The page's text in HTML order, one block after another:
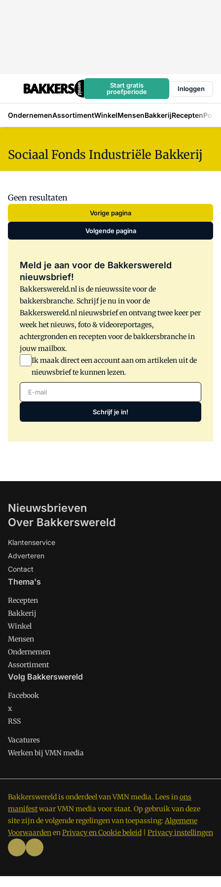
Start gratis
proefperiode
Inloggen
OndernemenAssortimentWinkelMensenBakkerijRecepten
Sociaal Fonds Industriële Bakkerij
Geen resultaten
Vorige pagina
Volgende pagina
Meld je aan voor de Bakkerswereld
nieuwsbrief!
Bakkerswereld.nl is de nieuwssite voor de
bakkersbranche. Schrijf je nu in voor de
Bakkerswereld.nl nieuwsbrief en ontvang twee keer per
week het nieuws, foto & videoreportages,
achtergronden en recepten voor de bakkersbranche in
jouw mailbox.
Ik maak direct een account aan om artikelen uit de
nieuwsbrief te kunnen lezen.
E-mail
Schrijf je in!
Nieuwsbrieven
Over Bakkerswereld
Klantenservice
Adverteren
Contact
Thema's
Recepten
Bakkerij
Winkel
Mensen
Ondernemen
Assortiment
Volg Bakkerswereld
Facebook
x
RSS
Vacatures
Werken bij VMN media
Bakkerswereld is onderdeel van VMN media. Lees inons
manifestwaar VMN media voor staat. Op gebruik van deze
site zijn de volgende regelingen van toepassing: Algemene
VoorwaardenenPrivacy en Cookie beleid Privacy instellingen